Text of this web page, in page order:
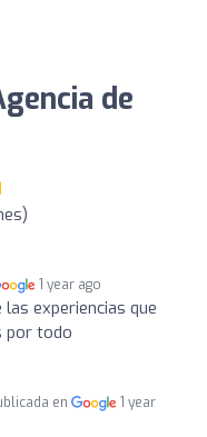
de
1 year ago
las experiencias que
por todo
en
1 year